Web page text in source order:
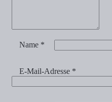
Name *
E-Mail-Adresse *